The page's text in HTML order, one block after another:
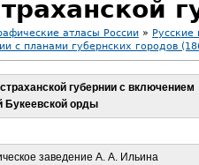
атласы России » Русские
с планами губернских городов
губернии с включением
Букеевской орды
заведение А. А. Ильина